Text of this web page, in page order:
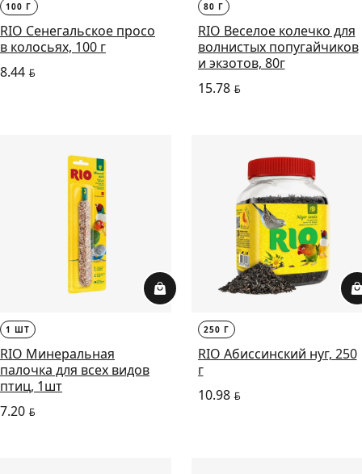
100 Г
RIO Сенегальское просо
в колосьях, 100 г
8.44 BYN
80 Г
RIO Веселое колечко для
волнистых попугайчиков
и экзотов, 80г
15.78BYN
1 ШТ
RIO Минеральная
палочка для всех видов
птиц, 1шт
7.20 BYN
250 Г
RIO Абиссинский нуг, 250
г
10.98BYN